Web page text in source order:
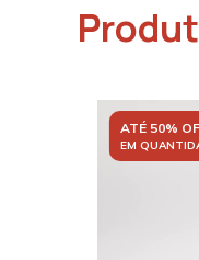
ATÉ 50%
EM